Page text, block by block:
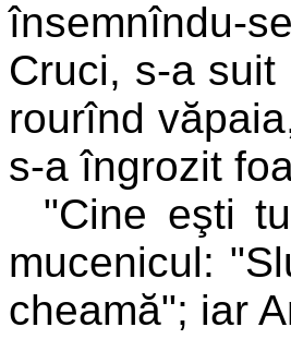
însemnîndu-
Cruci, s-a
rourînd
s-a îngrozit
"Cine eşti
mucenicul:
cheamă"; iar